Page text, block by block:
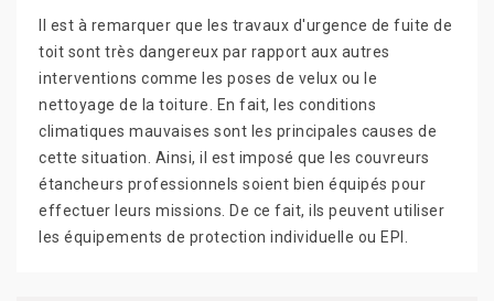
Il est à remarquer que les travaux d'urgence de fuite de
toit sont très dangereux par rapport aux autres
interventions comme les poses de velux ou le
nettoyage de la toiture. En fait, les conditions
climatiques mauvaises sont les principales causes de
cette situation. Ainsi, il est imposé que les couvreurs
étancheurs professionnels soient bien équipés pour
effectuer leurs missions. De ce fait, ils peuvent utiliser
les équipements de protection individuelle ou EPI.